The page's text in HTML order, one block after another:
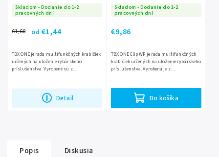
Skladom - Dodanie do 1-2
pracovných dní
€1,60 od €1,44
Detail
TBX ONE je rada multifunkčných krabičiek
určených na uloženie rybárskeho
príslušenstva. Vyrobené sú z
Skladom - Dodanie do 1-2
pracovných dní
€9,86
Do košíka
TBX ONE Clip WP je rada multifunkčných
krabičiek určených na uloženie rybárskeho
príslušenstva. Vyrobená je z
Popis Diskusia